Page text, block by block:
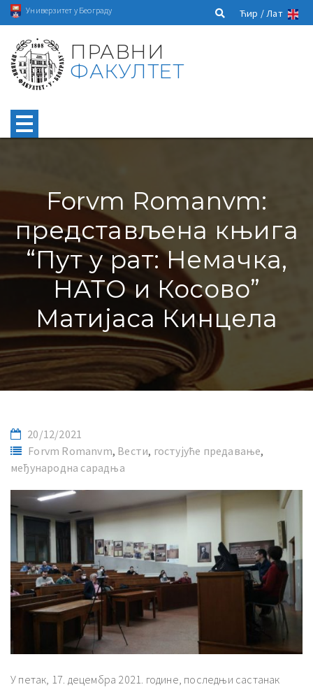
Универзитет у Београду Ћир /Лат
ПРАВНИ
ФАКУЛТЕТ
Forvm Romanvm:
представљена књига
“Пут у рат: Немачка,
НАТО и Косово”
Матијаса Кинцела
20/12/2021
Forvm Romanvm, Вести, гостујуће предавање,
међународна сарадња
У петак, 17. децембра 2021. године, последњи састанак